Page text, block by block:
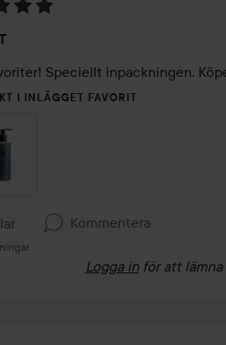
Speciellt inpackningen.
I INLÄGGET FAVORIT
Kommentera
Logga in för att